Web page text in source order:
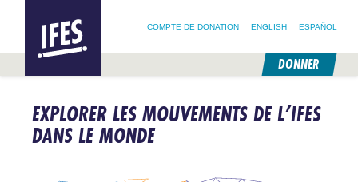
CONTENU
PRINCIPAL
COMPTE DE DONATION ENGLISH ESPAÑOL
INTERNATIONAL
FELLOWSHIP
EVANGELICAL
DONNER
EXPLORER LES MOUVEMENTS DE L’IFES
DANS LE MONDE